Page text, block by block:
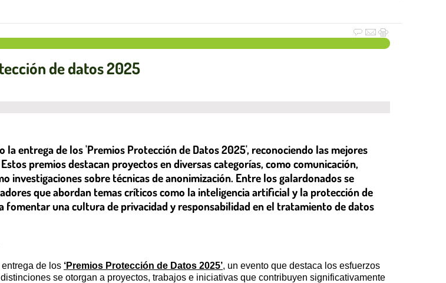
de datos 2025
la entrega de los 'Premios Protección de Datos 2025', reconociendo las mejores
premios destacan proyectos en diversas categorías, como comunicación,
investigaciones sobre técnicas de anonimización. Entre los galardonados se
que abordan temas críticos como la inteligencia artificial y la protección de
fomentar una cultura de privacidad y responsabilidad en el tratamiento de datos
de los ‘Premios Protección de Datos 2025’, un evento que destaca los esfuerzos
se otorgan a proyectos, trabajos e iniciativas que contribuyen significativamente